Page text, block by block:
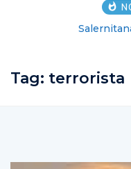
Salernitana,
Tag: terrorista